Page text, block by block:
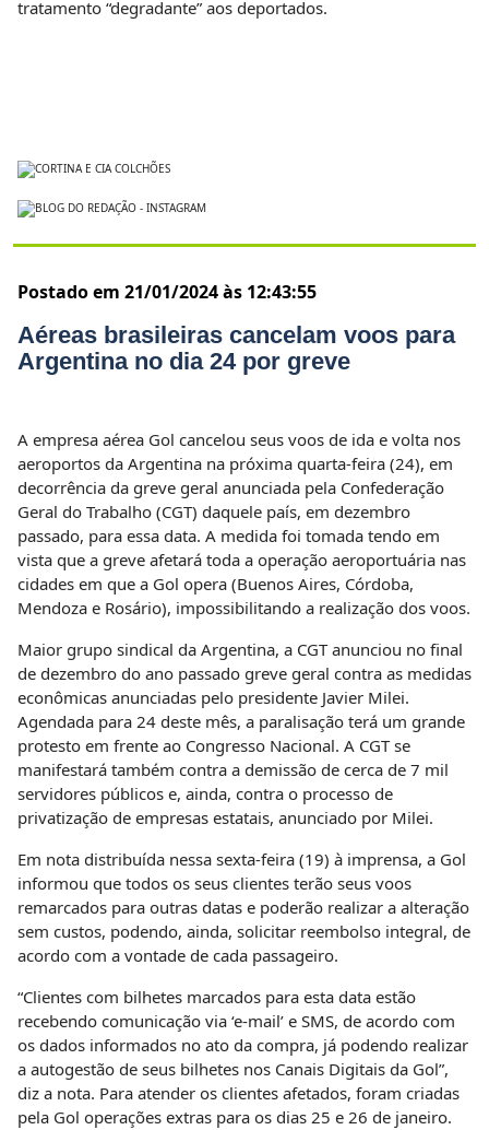
tratamento “degradante” aos deportados.
Postado em 21/01/2024 às 12:43:55
Aéreas brasileiras cancelam voos para
Argentina no dia 24 por greve
A empresa aérea Gol cancelou seus voos de ida e volta nos
aeroportos da Argentina na próxima quarta-feira (24), em
decorrência da greve geral anunciada pela Confederação
Geral do Trabalho (CGT) daquele país, em dezembro
passado, para essa data. A medida foi tomada tendo em
vista que a greve afetará toda a operação aeroportuária nas
cidades em que a Gol opera (Buenos Aires, Córdoba,
Mendoza e Rosário), impossibilitando a realização dos voos.
Maior grupo sindical da Argentina, a CGT anunciou no final
de dezembro do ano passado greve geral contra as medidas
econômicas anunciadas pelo presidente Javier Milei.
Agendada para 24 deste mês, a paralisação terá um grande
protesto em frente ao Congresso Nacional. A CGT se
manifestará também contra a demissão de cerca de 7 mil
servidores públicos e, ainda, contra o processo de
privatização de empresas estatais, anunciado por Milei.
Em nota distribuída nessa sexta-feira (19) à imprensa, a Gol
informou que todos os seus clientes terão seus voos
remarcados para outras datas e poderão realizar a alteração
sem custos, podendo, ainda, solicitar reembolso integral, de
acordo com a vontade de cada passageiro.
“Clientes com bilhetes marcados para esta data estão
recebendo comunicação via ‘e-mail’ e SMS, de acordo com
os dados informados no ato da compra, já podendo realizar
a autogestão de seus bilhetes nos Canais Digitais da Gol”,
diz a nota. Para atender os clientes afetados, foram criadas
pela Gol operações extras para os dias 25 e 26 de janeiro.